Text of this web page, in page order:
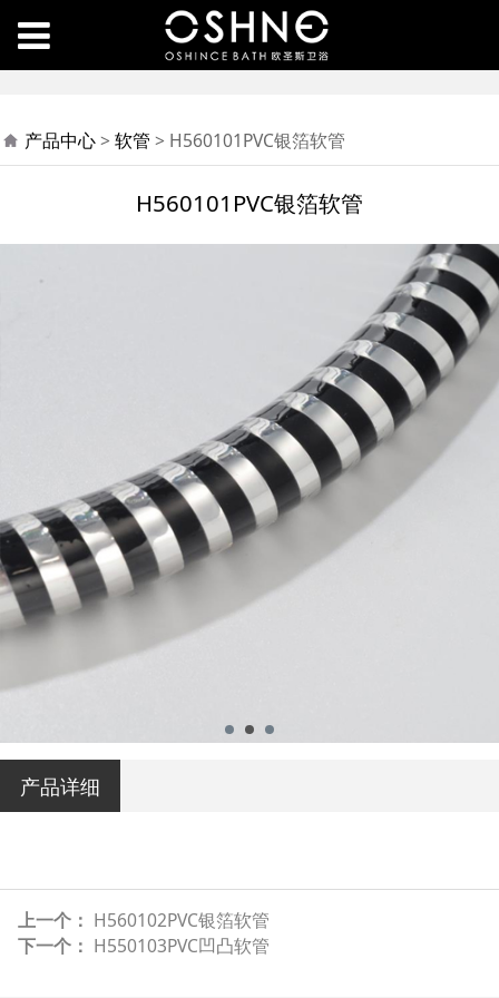
H560101PVC银箔软管
产品中心> 软管 > H560101PVC银箔软管
H560101PVC银箔软管
产品详细
上一个： H560102PVC银箔软管
下一个： H550103PVC凹凸软管